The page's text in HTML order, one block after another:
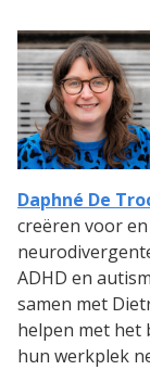
Daphné De
creëren voor
ADHD en
samen met
helpen met het
hun werkplek